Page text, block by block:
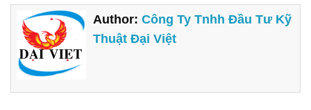
Author:Công Ty Tnhh Đầu Tư Kỹ
Thuật Đại Việt